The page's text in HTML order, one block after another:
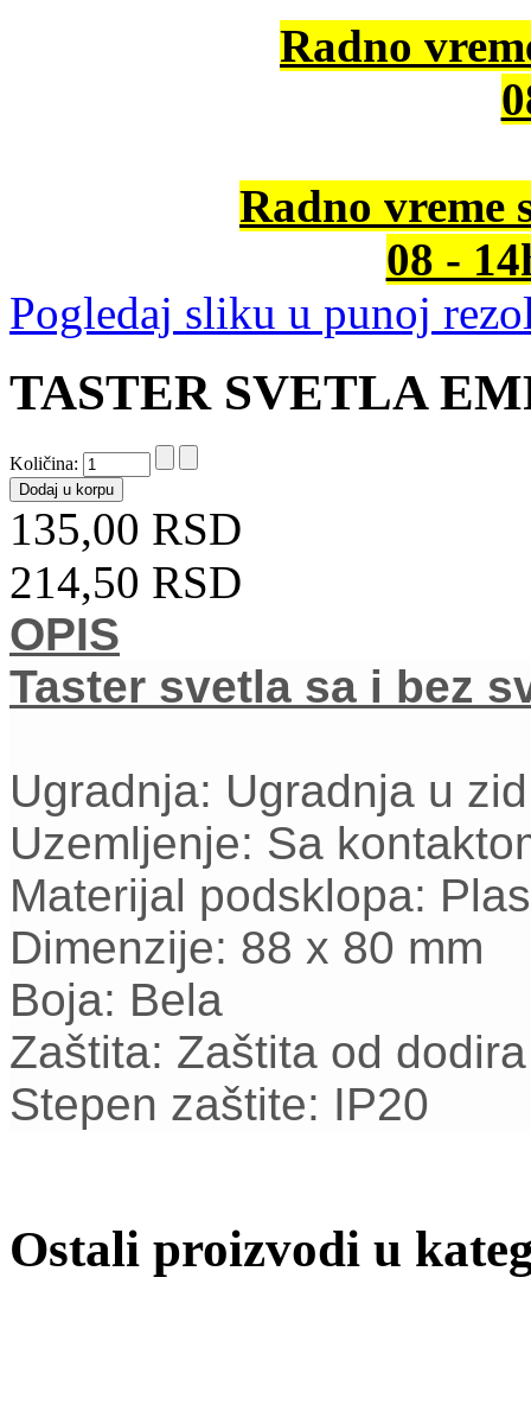
Radno
Radno vreme
08 -
Pogledaj sliku u punoj
TASTER SVETLA
Količina:
135,00 RSD
214,50 RSD
OPIS
Taster svetla sa i bez
Ugradnja: Ugradnja u
Uzemljenje: Sa
Materijal podsklopa:
Dimenzije: 88 x 80 mm
Boja: Bela
Zaštita: Zaštita od dodira
Stepen zaštite: IP20
Ostali proizvodi u